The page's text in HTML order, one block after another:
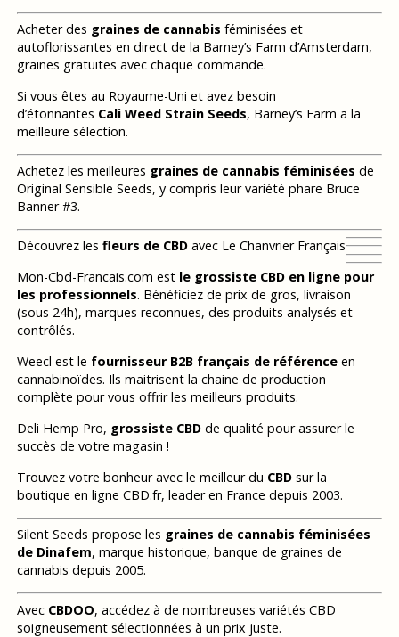
Acheter des graines de cannabis féminisées et
autoflorissantes en direct de la Barney’s Farm d’Amsterdam,
graines gratuites avec chaque commande.
Si vous êtes au Royaume-Uni et avez besoin
d’étonnantes Cali Weed Strain Seeds, Barney’s Farm a la
meilleure sélection.
Achetez les meilleures graines de cannabis féminisées de
Original Sensible Seeds, y compris leur variété phare Bruce
Banner #3.
Découvrez les fleurs de CBDavec Le Chanvrier Français
Mon-Cbd-Francais.com est le grossiste CBD en ligne pour
les professionnels. Bénéficiez de prix de gros, livraison
(sous 24h), marques reconnues, des produits analysés et
contrôlés.
Weecl est le fournisseur B2B français de référenceen
cannabinoïdes. Ils maitrisent la chaine de production
complète pour vous offrir les meilleurs produits.
Deli Hemp Pro, grossiste CBDde qualité pour assurer le
succès de votre magasin !
Trouvez votre bonheur avec le meilleur du CBDsur la
boutique en ligne CBD.fr, leader en France depuis 2003.
Silent Seeds propose les graines de cannabis féminisées
de Dinafem, marque historique, banque de graines de
cannabis depuis 2005.
Avec CBDOO, accédez à de nombreuses variétés CBD
soigneusement sélectionnées à un prix juste.